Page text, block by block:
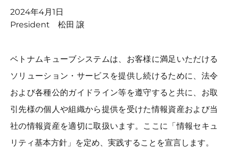
2024年4月1日
President 松田 譲
ベトナムキューブシステムは、お客様に満足いただける
ソリューション・サービスを提供し続けるために、法令
および各種公的ガイドライン等を遵守すると共に、お取
引先様の個人や組織から提供を受けた情報資産および当
社の情報資産を適切に取扱います。ここに「情報セキュ
リティ基本方針」を定め、実践することを宣言します。